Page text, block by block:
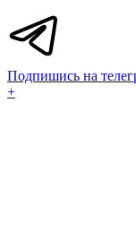
Подпишись на
+